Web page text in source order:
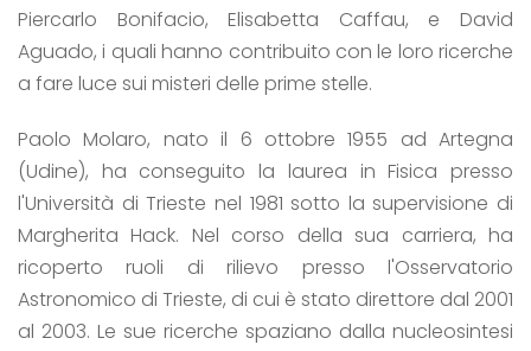
Piercarlo Bonifacio, Elisabetta Caffau, e David
Aguado, i quali hanno contribuito con le loro ricerche
a fare luce sui misteri delle prime stelle.
Paolo Molaro, nato il 6 ottobre 1955 ad Artegna
(Udine), ha conseguito la laurea in Fisica presso
l'Università di Trieste nel 1981 sotto la supervisione di
Margherita Hack. Nel corso della sua carriera, ha
ricoperto ruoli di rilievo presso l'Osservatorio
Astronomico di Trieste, di cui è stato direttore dal 2001
al 2003. Le sue ricerche spaziano dalla nucleosintesi